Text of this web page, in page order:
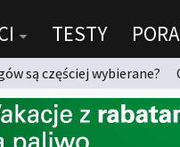
TESTY
są częściej wybierane?